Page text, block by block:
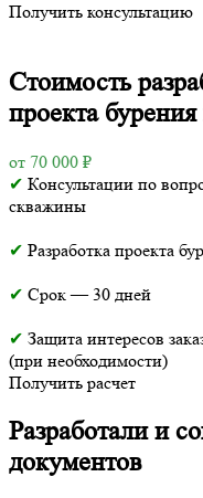
Получить консультацию
Стоимость
проекта
от 70 000 ₽
✔ Консультации по
скважины
✔ Разработка проекта
✔ Срок — 30 дней
✔ Защита интересов
(при необходимости)
Получить расчет
Разработали и
документов